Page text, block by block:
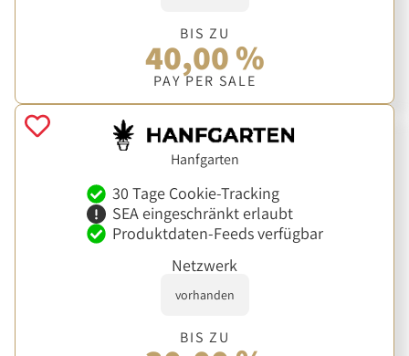
BIS ZU
40,00 %
PAY PER SALE
Hanfgarten
30 Tage Cookie-Tracking
SEA eingeschränkt erlaubt
Produktdaten-Feeds verfügbar
Netzwerk
vorhanden
BIS ZU